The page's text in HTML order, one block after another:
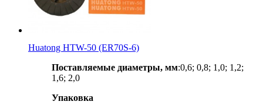
Huatong HTW-50 (ER70S-6)
Поставляемые диаметры, мм:0,6; 0,8; 1,0; 1,2;
1,6; 2,0
Упаковка